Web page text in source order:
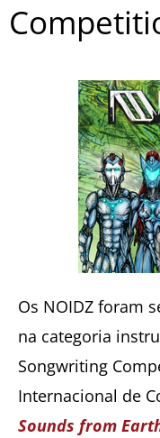
Os NOIDZ foram
na categoria
Songwriting
Internacional de
Sounds from